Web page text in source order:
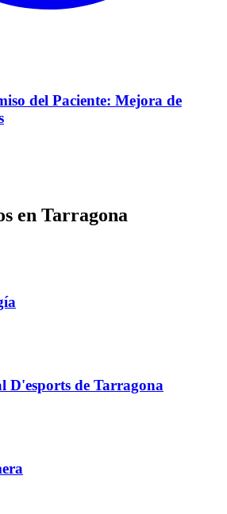
del Paciente: Mejora de
en Tarragona
D'esports de Tarragona